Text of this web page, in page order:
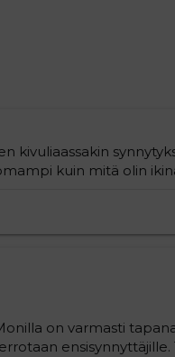
kivuliaassakin
kuin mitä olin
on varmasti